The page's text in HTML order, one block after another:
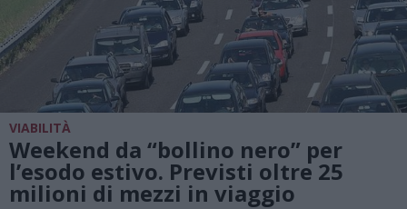
VIABILITÀ
Weekend da “bollino nero” per
l’esodo estivo. Previsti oltre 25
milioni di mezzi in viaggio